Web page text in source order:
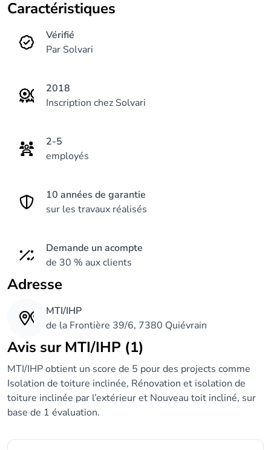
Caractéristiques
Vérifié
Par Solvari
2018
Inscription chez Solvari
2-5
employés
10 années de garantie
sur les travaux réalisés
Demande un acompte
de 30 % aux clients
Adresse
MTI/IHP
de la Frontière 39/6, 7380 Quiévrain
Avis sur MTI/IHP (1)
MTI/IHP obtient un score de 5 pour des projects comme
Isolation de toiture inclinée, Rénovation et isolation de
toiture inclinée par l’extérieur et Nouveau toit incliné, sur
base de 1 évaluation.